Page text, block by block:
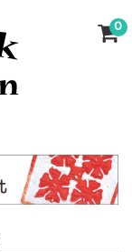
0